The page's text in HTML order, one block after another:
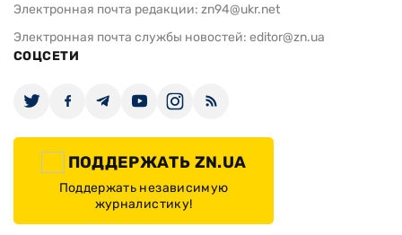
Электронная почта редакции: zn94@ukr.net
Электронная почта службы новостей: editor@zn.ua
СОЦСЕТИ
ПОДДЕРЖАТЬ ZN.UA
Поддержать независимую
журналистику!